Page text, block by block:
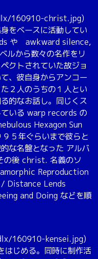
160910-christ.jpg)
をベースに活動してい
や awkward silence,
ルから数々の名作をリ
クトされていた故ジョ
、彼自身からアンコー
２人のうちの１人とい
的なお話し。同じくス
ている warp records の
Hexagon Sun
５年ぐらいまで彼らと
な名盤となった アルバ
の後 christ. 名義のソ
Reproduction
Distance Lends
and Doing などを順
160910-kensei.jpg)
はじめる。同時に制作活